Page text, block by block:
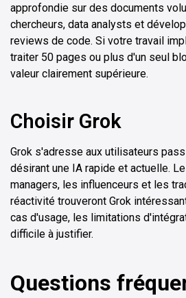
approfondie sur des documents
chercheurs, data analysts et
reviews de code. Si votre travail
traiter 50 pages ou plus d'un seul
valeur clairement supérieure.
Choisir Grok
Grok s'adresse aux utilisateurs
désirant une IA rapide et actuelle.
managers, les influenceurs et les
réactivité trouveront Grok
cas d'usage, les limitations
difficile à justifier.
Questions